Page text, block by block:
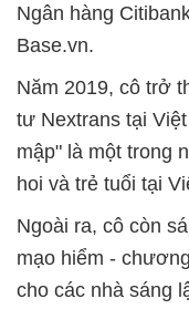
Ngân hàng
Base.vn.
Năm 2019, cô trở
tư Nextrans tại
mập" là một trong
hoi và trẻ tuổi tại
Ngoài ra, cô còn
mạo hiểm -
cho các nhà sáng